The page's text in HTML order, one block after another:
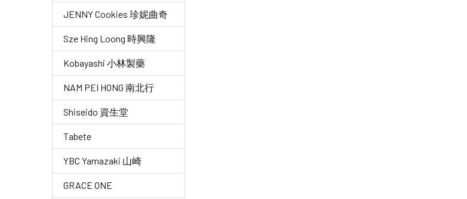
JENNY Cookies 珍妮曲奇
Sze Hing Loong 時興隆
Kobayashi 小林製藥
NAM PEI HONG 南北行
Shiseido 資生堂
Tabete
YBC Yamazaki 山崎
GRACE ONE